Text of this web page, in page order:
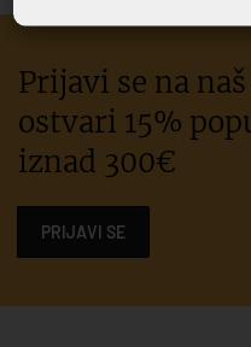
Prijavi se na
ostvari 15%
iznad 300€
PRIJAVI SE